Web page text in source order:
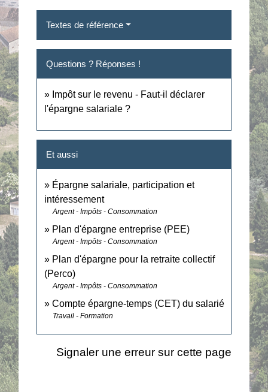
Textes de référence
Questions ? Réponses !
Impôt sur le revenu - Faut-il déclarer
l'épargne salariale ?
Et aussi
Épargne salariale, participation et
intéressement
Argent - Impôts - Consommation
Plan d'épargne entreprise (PEE)
Argent - Impôts - Consommation
Plan d'épargne pour la retraite collectif
(Perco)
Argent - Impôts - Consommation
Compte épargne-temps (CET) du salarié
Travail - Formation
Signaler une erreur sur cette page